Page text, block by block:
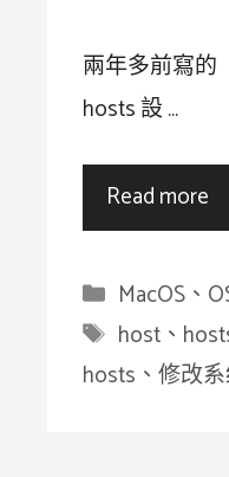
兩年多前寫的
hosts 設 …
Read more
分
類
MacOS 、
標
籤
host 、
hosts 、 修改